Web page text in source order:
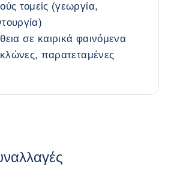
τομείς (γεωργία,
σε καιρικά φαινόμενα
παρατεταμένες